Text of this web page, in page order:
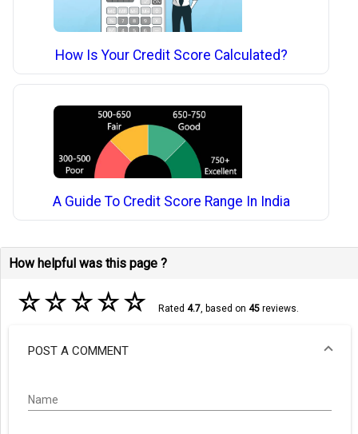
How Is Your Credit Score Calculated?
A Guide To Credit Score Range In India
How helpful was this page ?
☆☆☆☆☆ Rated 4.7, based on 45reviews.
POST A COMMENT
Name